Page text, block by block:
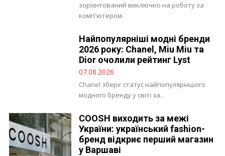
зорієнтований виключно на роботу за
комп'ютером.
Найпопулярніші модні бренди
2026 року: Chanel, Miu Miu та
Dior очолили рейтинг Lyst
07.08.2026
Chanel зберіг статус найпопулярнішого
модного бренду у світі за...
COOSH виходить за межі
України: український fashion-
бренд відкриє перший магазин
у Варшаві